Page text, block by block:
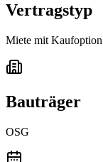
Vertragstyp
Miete mit Kaufoption
Bauträger
OSG